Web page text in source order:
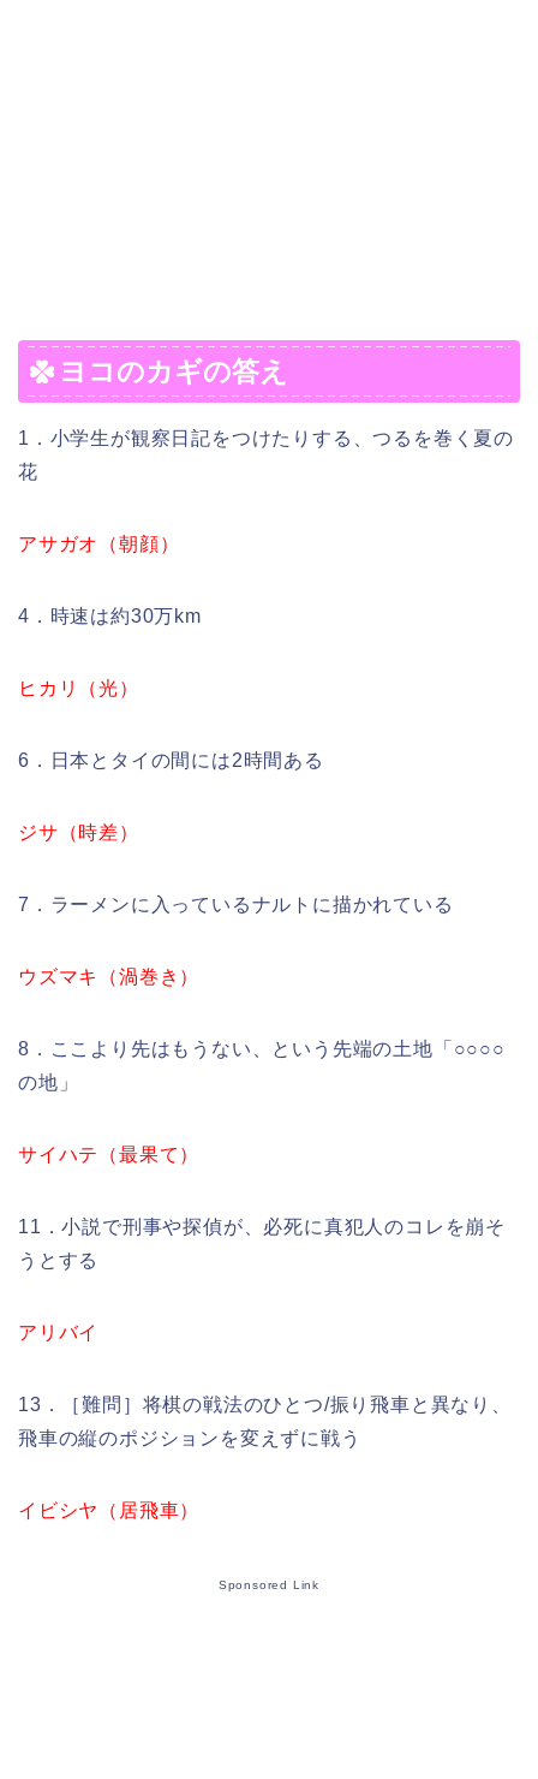
ヨコのカギの答え
1．小学生が観察日記をつけたりする、つるを巻く夏の
花
アサガオ（朝顔）
4．時速は約30万km
ヒカリ（光）
6．日本とタイの間には2時間ある
ジサ（時差）
7．ラーメンに入っているナルトに描かれている
ウズマキ（渦巻き）
8．ここより先はもうない、という先端の土地「○○○○
の地」
サイハテ（最果て）
11．小説で刑事や探偵が、必死に真犯人のコレを崩そ
うとする
アリバイ
13．［難問］将棋の戦法のひとつ/振り飛車と異なり、
飛車の縦のポジションを変えずに戦う
イビシヤ（居飛車）
Sponsored Link